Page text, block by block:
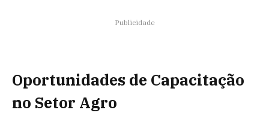
Publicidade
Oportunidades de Capacitação
no Setor Agro